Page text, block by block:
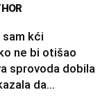
sam kći
ne bi otišao
sprovoda dobila
da...